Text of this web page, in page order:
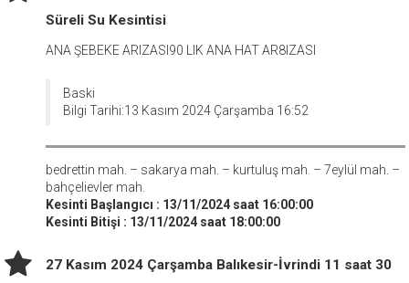
Süreli Su Kesintisi
ANA ŞEBEKE ARIZASI90 LIK ANA HAT AR8IZASI
Baski
Bilgi Tarihi:13 Kasım 2024 Çarşamba 16:52
bedrettin mah. – sakarya mah. – kurtuluş mah. – 7eylül mah. –
bahçelievler mah.
Kesinti Başlangıcı : 13/11/2024 saat 16:00:00
Kesinti Bitişi : 13/11/2024 saat 18:00:00
27 Kasım 2024 Çarşamba Balıkesir-İvrindi 11 saat 30